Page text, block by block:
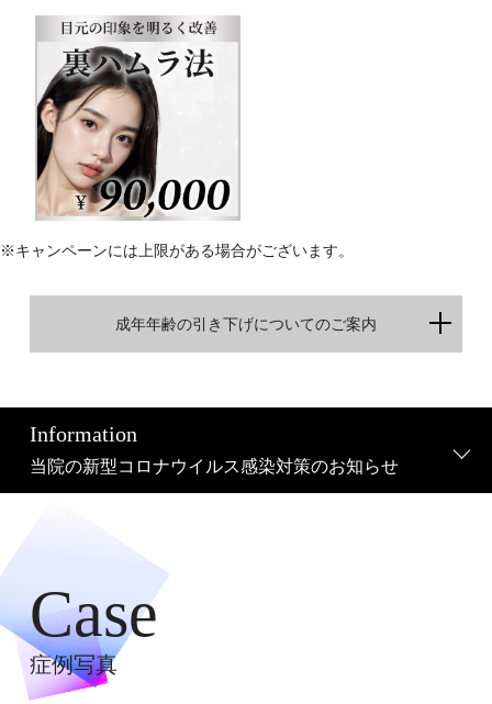
※キャンペーンには上限がある場合がございます。
成年年齢の引き下げについてのご案内
Information
当院の新型コロナウイルス感染対策のお知らせ
Case
症例写真